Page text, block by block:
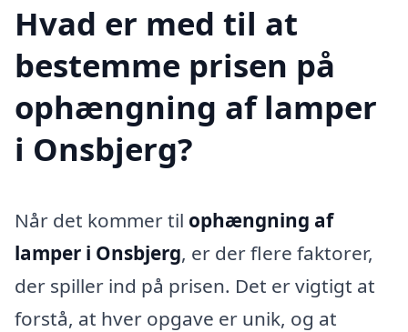
Hvad er med til at
bestemme prisen på
ophængning af lamper
i Onsbjerg?
Når det kommer til ophængning af
lamper i Onsbjerg, er der flere faktorer,
der spiller ind på prisen. Det er vigtigt at
forstå, at hver opgave er unik, og at